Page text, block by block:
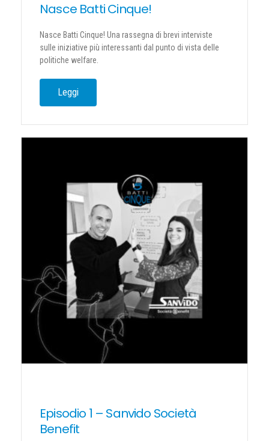
Nasce Batti Cinque!
Nasce Batti Cinque! Una rassegna di brevi interviste
sulle iniziative più interessanti dal punto di vista delle
politiche welfare.
Leggi
Episodio 1 – Sanvido Società
Benefit